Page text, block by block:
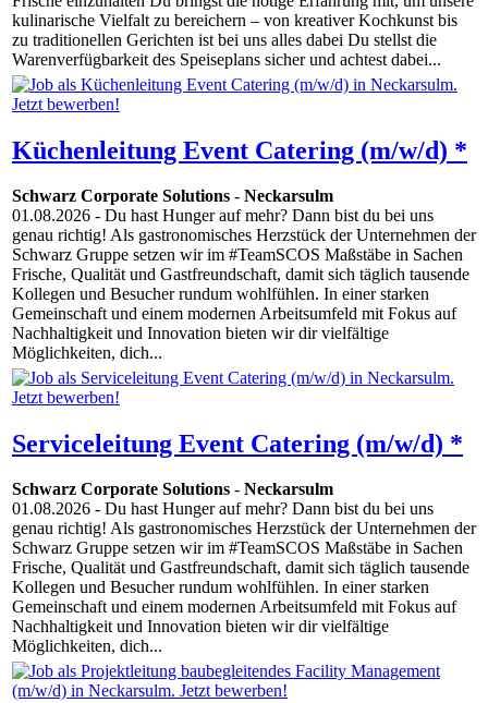
kulinarische Vielfalt zu bereichern – von kreativer Kochkunst bis
zu traditionellen Gerichten ist bei uns alles dabei Du stellst die
Warenverfügbarkeit des Speiseplans sicher und achtest dabei...
Küchenleitung Event Catering (m/w/d) *
Schwarz Corporate Solutions - Neckarsulm
01.08.2026 - Du hast Hunger auf mehr? Dann bist du bei uns
genau richtig! Als gastronomisches Herzstück der Unternehmen der
Schwarz Gruppe setzen wir im #TeamSCOS Maßstäbe in Sachen
Frische, Qualität und Gastfreundschaft, damit sich täglich tausende
Kollegen und Besucher rundum wohlfühlen. In einer starken
Gemeinschaft und einem modernen Arbeitsumfeld mit Fokus auf
Nachhaltigkeit und Innovation bieten wir dir vielfältige
Möglichkeiten, dich...
Serviceleitung Event Catering (m/w/d) *
Schwarz Corporate Solutions - Neckarsulm
01.08.2026 - Du hast Hunger auf mehr? Dann bist du bei uns
genau richtig! Als gastronomisches Herzstück der Unternehmen der
Schwarz Gruppe setzen wir im #TeamSCOS Maßstäbe in Sachen
Frische, Qualität und Gastfreundschaft, damit sich täglich tausende
Kollegen und Besucher rundum wohlfühlen. In einer starken
Gemeinschaft und einem modernen Arbeitsumfeld mit Fokus auf
Nachhaltigkeit und Innovation bieten wir dir vielfältige
Möglichkeiten, dich...